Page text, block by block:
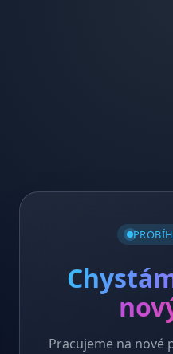
Pracujeme na nové